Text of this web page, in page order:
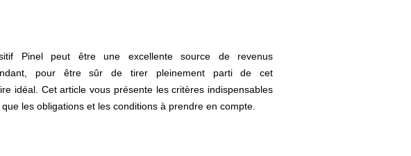
Pinel peut être une excellente source de revenus
pour être sûr de tirer pleinement parti de cet
idéal. Cet article vous présente les critères indispensables
les obligations et les conditions à prendre en compte.